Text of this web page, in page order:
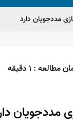
مددجویان دارد
مطالعه : 1 دقیقه
مددجویان